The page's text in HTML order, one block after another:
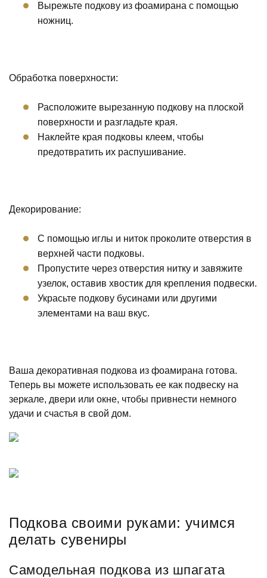
Вырежьте подкову из фоамирана с помощью
ножниц.
Обработка поверхности:
Расположите вырезанную подкову на плоской
поверхности и разгладьте края.
Наклейте края подковы клеем, чтобы
предотвратить их распушивание.
Декорирование:
С помощью иглы и ниток проколите отверстия в
верхней части подковы.
Пропустите через отверстия нитку и завяжите
узелок, оставив хвостик для крепления подвески.
Украсьте подкову бусинами или другими
элементами на ваш вкус.
Ваша декоративная подкова из фоамирана готова.
Теперь вы можете использовать ее как подвеску на
зеркале, двери или окне, чтобы привнести немного
удачи и счастья в свой дом.
Подкова своими руками: учимся
делать сувениры
Самодельная подкова из шпагата